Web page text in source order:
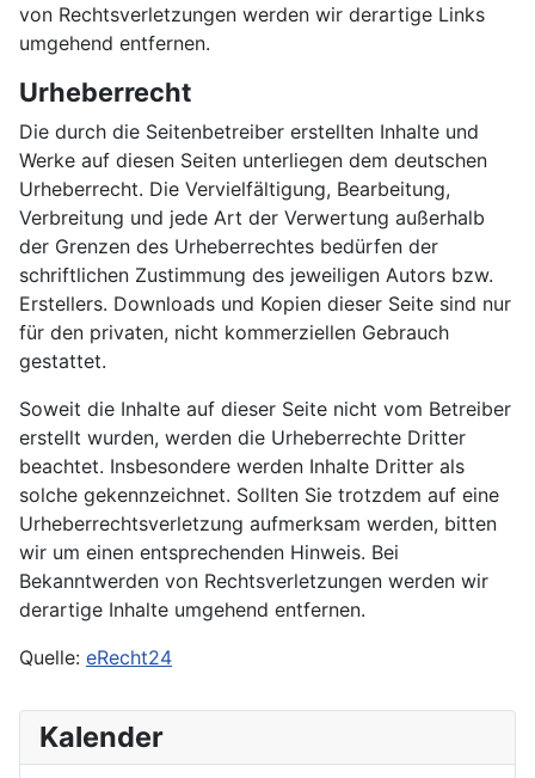
Kalender
von Rechtsverletzungen werden wir derartige Links
umgehend entfernen.
Urheberrecht
Die durch die Seitenbetreiber erstellten Inhalte und
Werke auf diesen Seiten unterliegen dem deutschen
Urheberrecht. Die Vervielfältigung, Bearbeitung,
Verbreitung und jede Art der Verwertung außerhalb
der Grenzen des Urheberrechtes bedürfen der
schriftlichen Zustimmung des jeweiligen Autors bzw.
Erstellers. Downloads und Kopien dieser Seite sind nur
für den privaten, nicht kommerziellen Gebrauch
gestattet.
Soweit die Inhalte auf dieser Seite nicht vom Betreiber
erstellt wurden, werden die Urheberrechte Dritter
beachtet. Insbesondere werden Inhalte Dritter als
solche gekennzeichnet. Sollten Sie trotzdem auf eine
Urheberrechtsverletzung aufmerksam werden, bitten
wir um einen entsprechenden Hinweis. Bei
Bekanntwerden von Rechtsverletzungen werden wir
derartige Inhalte umgehend entfernen.
Quelle: eRecht24